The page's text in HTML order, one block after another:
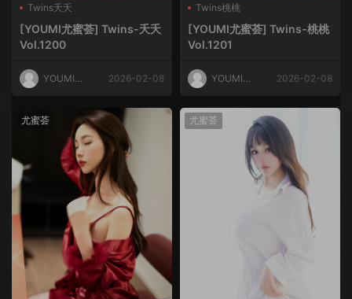
Twins夭夭
[YOUMI尤蜜荟] Twins-夭夭
Vol.1200
YOUMI尤
2026-02-08
Twins桃桃
[YOUMI尤蜜荟] Twins-桃桃
Vol.1201
YOUMI尤
2026-02-08
尤蜜荟 尤蜜荟